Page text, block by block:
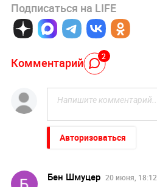
Подписаться на LIFE
Комментарий 2
Авторизоваться
Бен Шмуцер 20 июня, 18:12